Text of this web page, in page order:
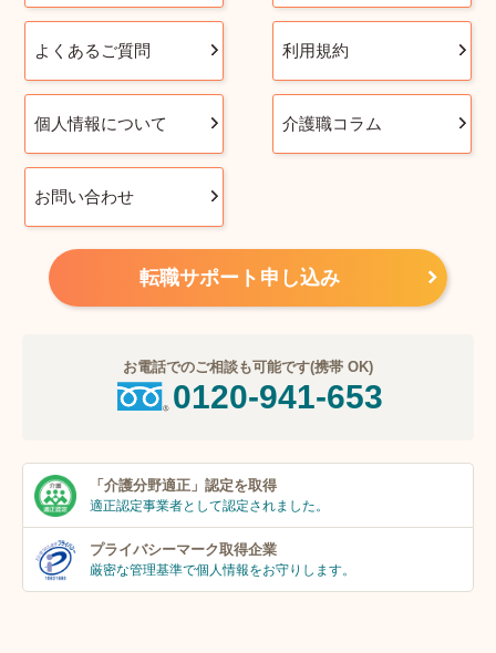
よくあるご質問 利用規約
個人情報について 介護職コラム
お問い合わせ
転職サポート申し込み
お電話でのご相談も可能です(携帯 OK)
0120-941-653
「介護分野適正」 認定を取得
適正認定事業者として認定されました。
プライバシーマーク取得企業
厳密な管理基準で個人情報をお守りします。